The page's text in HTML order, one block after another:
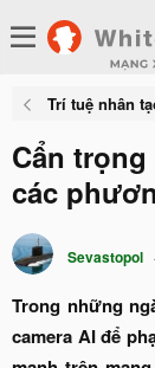
Trí tuệ nhân
Cẩn
các
Sevastopol
Trong những
camera AI để